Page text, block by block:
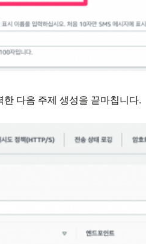
다음 주제 생성을 끝마칩니다.